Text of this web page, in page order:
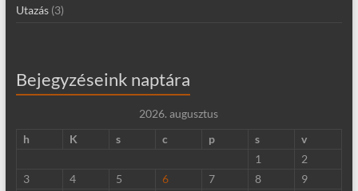
Utazás(3)
Bejegyzéseink naptára
2026. augusztus
h
K s c p s
v
1
2
3
4 5 6 7 8 9